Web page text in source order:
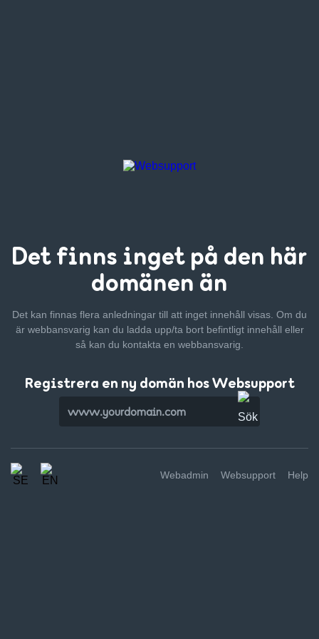
Det finns inget på den här
domänen än
Det kan finnas flera anledningar till att inget innehåll visas. Om du
är webbansvarig kan du ladda upp/ta bort befintligt innehåll eller
så kan du kontakta en webbansvarig.
Registrera en ny domän hos Websupport
Webadmin Websupport Help